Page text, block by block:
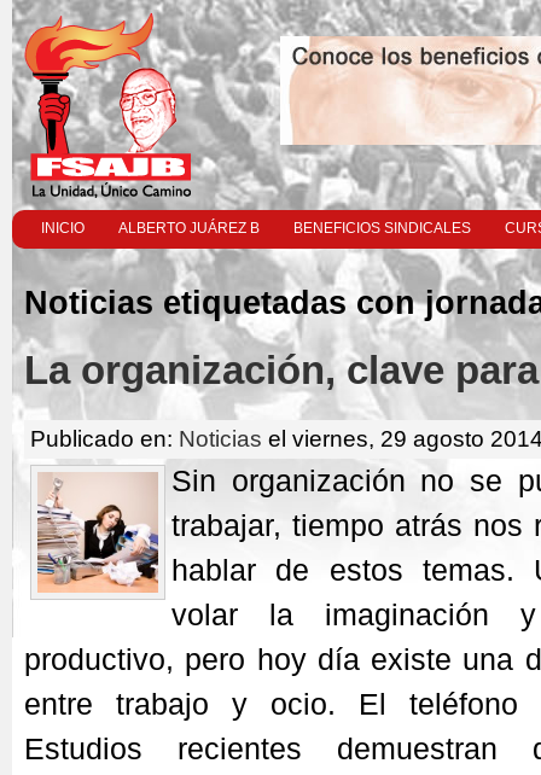
INICIO ALBERTO JUÁREZ B BENEFICIOS SINDICALES
Noticias etiquetadas con
La organización, clave
Publicado en: Noticias el viernes, 29 agosto
Sin organización no se
trabajar, tiempo atrás nos
hablar de estos temas.
volar la imaginación
productivo, pero hoy día existe una
entre trabajo y ocio. El teléfono
Estudios recientes